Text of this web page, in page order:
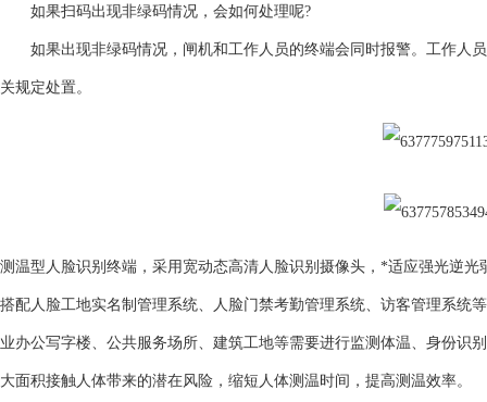
如果扫码出现非绿码情况，会如何处理呢?
如果出现非绿码情况，闸机和工作人员的终端会同时报警。工作人
关规定处置。
测温型人脸识别终端，采用宽动态高清人脸识别摄像头，*适应强光逆
搭配人脸工地实名制管理系统、人脸门禁考勤管理系统、访客管理系统
业办公写字楼、公共服务场所、建筑工地等需要进行监测体温、身份识
大面积接触人体带来的潜在风险，缩短人体测温时间，提高测温效率。